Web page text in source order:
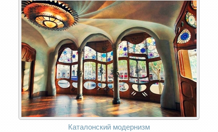
Каталонский модернизм